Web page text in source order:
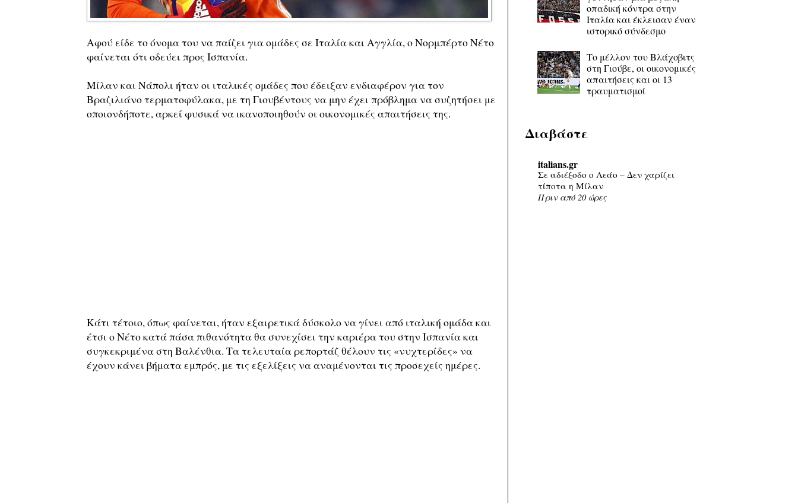
Αφού είδε το όνομα του να παίζει για ομάδες σε Ιταλία και Αγγλία, ο Νορμπέρτο Νέτο
φαίνεται ότι οδεύει προς Ισπανία.
Μίλαν και Νάπολι ήταν οι ιταλικές ομάδες που έδειξαν ενδιαφέρον για τον
Βραζιλιάνο τερματοφύλακα, με τη Γιουβέντους να μην έχει πρόβλημα να συζητήσει με
οποιονδήποτε, αρκεί φυσικά να ικανοποιηθούν οι οικονομικές απαιτήσεις της.
Κάτι τέτοιο, όπως φαίνεται, ήταν εξαιρετικά δύσκολο να γίνει από ιταλική ομάδα και
έτσι ο Νέτο κατά πάσα πιθανότητα θα συνεχίσει την καριέρα του στην Ισπανία και
συγκεκριμένα στη Βαλένθια. Τα τελευταία ρεπορτάζ θέλουν τις «νυχτερίδες» να
έχουν κάνει βήματα εμπρός, με τις εξελίξεις να αναμένονται τις προσεχείς ημέρες.
οπαδική κόντρα στην
Ιταλία και έκλεισαν έναν
ιστορικό σύνδεσμο
Το μέλλον του Βλάχοβιτς
στη Γιούβε, οι οικονομικές
απαιτήσεις και οι 13
τραυματισμοί
Διαβάστε
italians.gr
Σε αδιέξοδο ο Λεάο – Δεν χαρίζει
τίποτα η Μίλαν
Πριν από 20 ώρες